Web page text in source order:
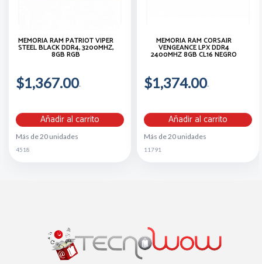
MEMORIA RAM PATRIOT VIPER
STEEL BLACK DDR4, 3200MHZ,
8GB RGB
$1,367.00
Añadir al carrito
Más de 20 unidades
4518
MEMORIA RAM CORSAIR
VENGEANCE LPX DDR4
2400MHZ 8GB CL16 NEGRO
$1,374.00
Añadir al carrito
Más de 20 unidades
11791